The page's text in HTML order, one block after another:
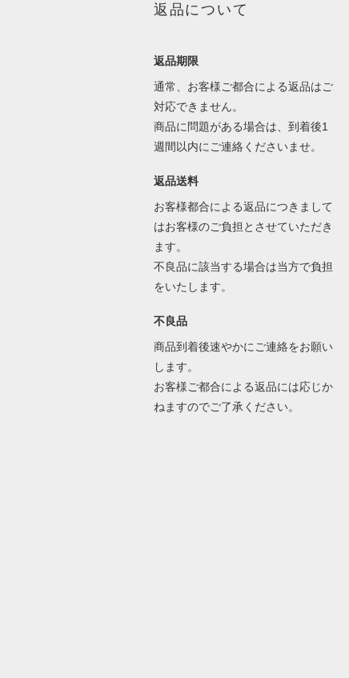
返品について
返品期限
通常、お客様ご都合による返品はご
対応できません。
商品に問題がある場合は、到着後1
週間以内にご連絡くださいませ。
返品送料
お客様都合による返品につきまして
はお客様のご負担とさせていただき
ます。
不良品に該当する場合は当方で負担
をいたします。
不良品
商品到着後速やかにご連絡をお願い
します。
お客様ご都合による返品には応じか
ねますのでご了承ください。